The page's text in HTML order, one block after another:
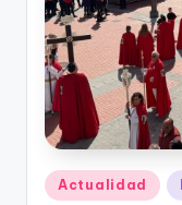
Publicado
Actualidad